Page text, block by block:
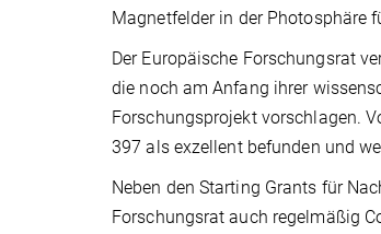
Magnetfelder in der Photosphäre
Der Europäische Forschungsrat
die noch am Anfang ihrer
Forschungsprojekt vorschlagen.
397 als exzellent befunden und
Neben den Starting Grants für
Forschungsrat auch regelmäßig